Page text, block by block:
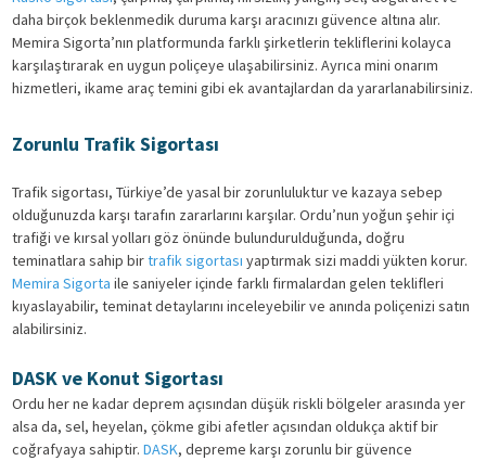
daha birçok beklenmedik duruma karşı aracınızı güvence altına alır.
Memira Sigorta’nın platformunda farklı şirketlerin tekliflerini kolayca
karşılaştırarak en uygun poliçeye ulaşabilirsiniz. Ayrıca mini onarım
hizmetleri, ikame araç temini gibi ek avantajlardan da yararlanabilirsiniz.
Zorunlu Trafik Sigortası
Trafik sigortası, Türkiye’de yasal bir zorunluluktur ve kazaya sebep
olduğunuzda karşı tarafın zararlarını karşılar. Ordu’nun yoğun şehir içi
trafiği ve kırsal yolları göz önünde bulundurulduğunda, doğru
teminatlara sahip birtrafik sigortası yaptırmak sizi maddi yükten korur.
Memira Sigorta ile saniyeler içinde farklı firmalardan gelen teklifleri
kıyaslayabilir, teminat detaylarını inceleyebilir ve anında poliçenizi satın
alabilirsiniz.
DASK ve Konut Sigortası
Ordu her ne kadar deprem açısından düşük riskli bölgeler arasında yer
alsa da, sel, heyelan, çökme gibi afetler açısından oldukça aktif bir
coğrafyaya sahiptir. DASK, depreme karşı zorunlu bir güvence